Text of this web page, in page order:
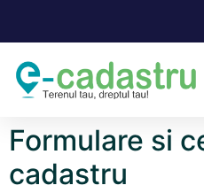
Formulare si
cadastru